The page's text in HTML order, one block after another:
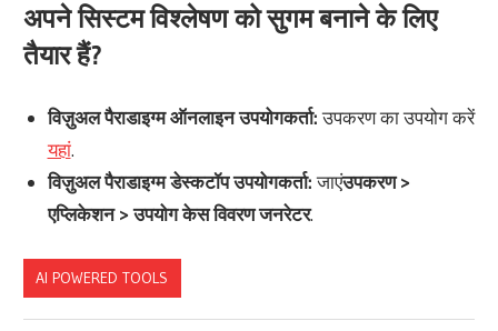
अपने सिस्टम विश्लेषण को सुगम बनाने के लिए
तैयार हैं?
विज़ुअल पैराडाइग्म ऑनलाइन उपयोगकर्ता:उपकरण का उपयोग करें
यहां.
विज़ुअल पैराडाइग्म डेस्कटॉप उपयोगकर्ता:जाएंउपकरण >
एप्लिकेशन > उपयोग केस विवरण जनरेटर.
AI POWERED TOOLS